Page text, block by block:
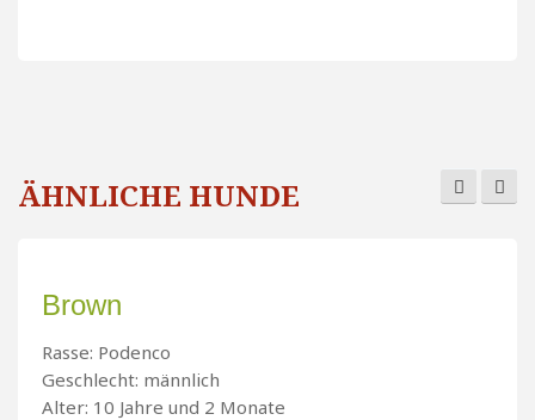
ÄHNLICHE HUNDE
Brown
Rasse: Podenco
Geschlecht: männlich
Alter: 10 Jahre und 2 Monate